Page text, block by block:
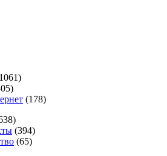
1061)
)
(178)
)
(394)
(65)